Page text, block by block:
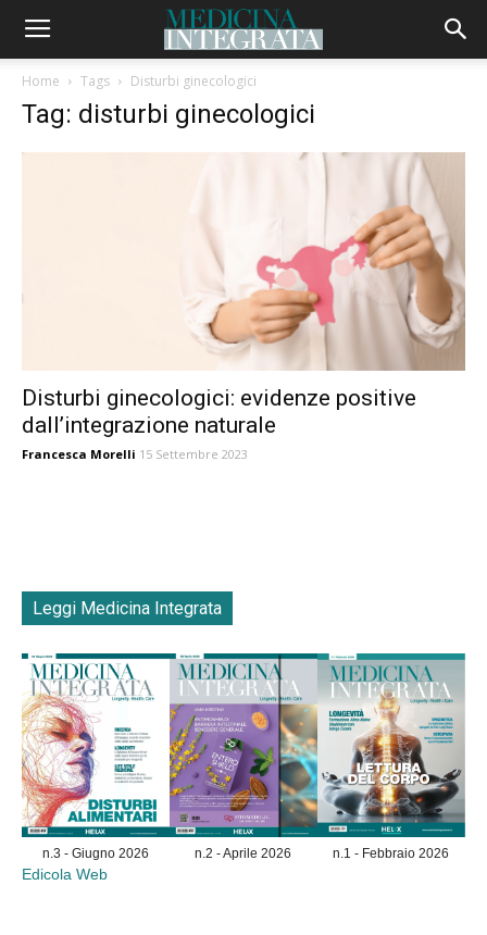
Home Tags Disturbi ginecologici
Tag: disturbi ginecologici
Disturbi ginecologici: evidenze positive
dall’integrazione naturale
Francesca Morelli 15 Settembre 2023
Leggi Medicina Integrata
n.3 - Giugno 2026 n.2 - Aprile 2026 n.1 - Febbraio 2026
Edicola Web